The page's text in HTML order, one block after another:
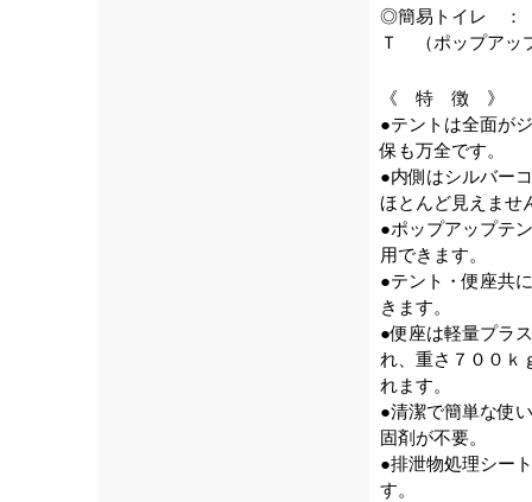
◎簡易トイレ ：
Ｔ （ポップアッ
《 特 徴 》
●テントは全面が
保も万全です。
●内側はシルバー
ほとんど見えませ
●ポップアップテ
用できます。
●テント・便座共
きます。
●便座は軽量プラ
れ、重さ７００
れます。
●清潔で簡単な使
固剤が不要。
●排泄物処理シー
す。